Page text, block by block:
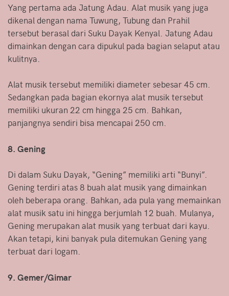
Yang pertama ada Jatung Adau. Alat musik yang juga
dikenal dengan nama Tuwung, Tubung dan Prahil
tersebut berasal dari Suku Dayak Kenyal. Jatung Adau
dimainkan dengan cara dipukul pada bagian selaput atau
kulitnya.
Alat musik tersebut memiliki diameter sebesar 45 cm.
Sedangkan pada bagian ekornya alat musik tersebut
memiliki ukuran 22 cm hingga 25 cm. Bahkan,
panjangnya sendiri bisa mencapai 250 cm.
8. Gening
Di dalam Suku Dayak, “Gening” memiliki arti “Bunyi”.
Gening terdiri atas 8 buah alat musik yang dimainkan
oleh beberapa orang. Bahkan, ada pula yang memainkan
alat musik satu ini hingga berjumlah 12 buah. Mulanya,
Gening merupakan alat musik yang terbuat dari kayu.
Akan tetapi, kini banyak pula ditemukan Gening yang
terbuat dari logam.
9. Gemer/Gimar